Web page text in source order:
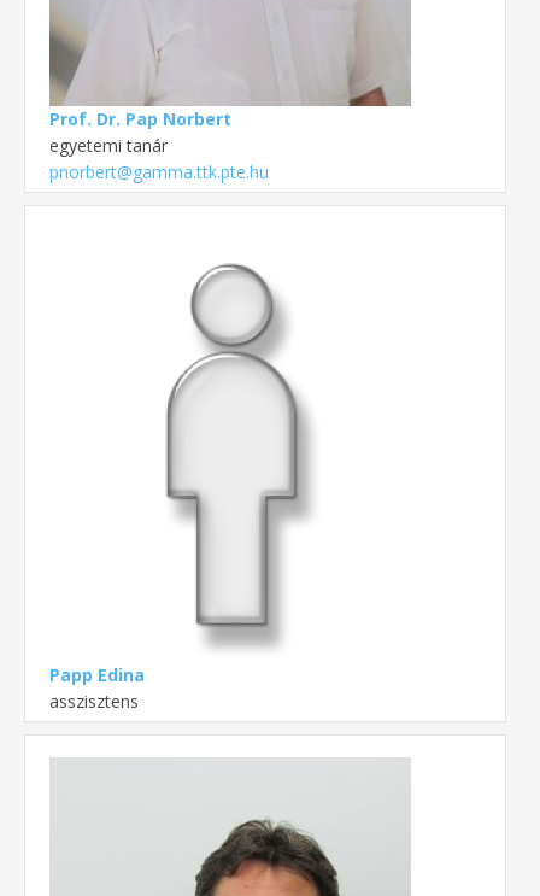
Prof. Dr. Pap Norbert
egyetemi tanár
pnorbert@gamma.ttk.pte.hu
Papp Edina
asszisztens